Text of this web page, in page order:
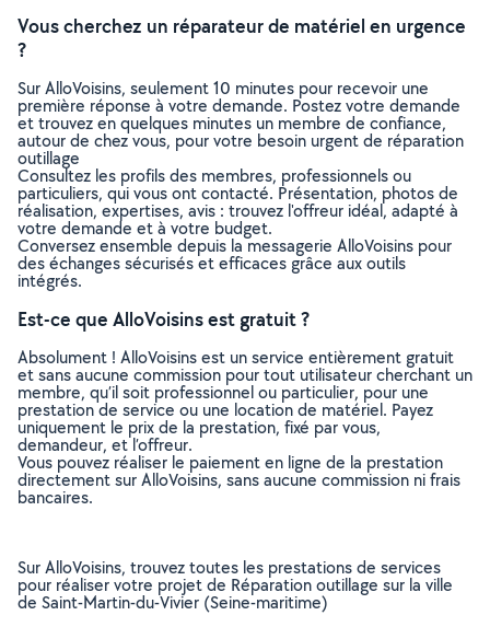
Vous cherchez un réparateur de matériel en urgence
?
Sur AlloVoisins, seulement 10 minutes pour recevoir une
première réponse à votre demande. Postez votre demande
et trouvez en quelques minutes un membre de confiance,
autour de chez vous, pour votre besoin urgent de réparation
outillage
Consultez les profils des membres, professionnels ou
particuliers, qui vous ont contacté. Présentation, photos de
réalisation, expertises, avis : trouvez l'offreur idéal, adapté à
votre demande et à votre budget.
Conversez ensemble depuis la messagerie AlloVoisins pour
des échanges sécurisés et efficaces grâce aux outils
intégrés.
Est-ce que AlloVoisins est gratuit ?
Absolument ! AlloVoisins est un service entièrement gratuit
et sans aucune commission pour tout utilisateur cherchant un
membre, qu’il soit professionnel ou particulier, pour une
prestation de service ou une location de matériel. Payez
uniquement le prix de la prestation, fixé par vous,
demandeur, et l’offreur.
Vous pouvez réaliser le paiement en ligne de la prestation
directement sur AlloVoisins, sans aucune commission ni frais
bancaires.
Sur AlloVoisins, trouvez toutes les prestations de services
pour réaliser votre projet de Réparation outillage sur la ville
de Saint-Martin-du-Vivier (Seine-maritime)